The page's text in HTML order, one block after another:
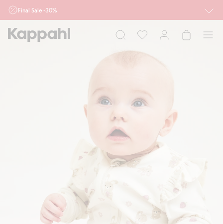
Final Sale -30%
działu outlet do 10.8 w sklepach Kappahl i Newbie oraz na kappahl.com. Ofert
nie łączymy